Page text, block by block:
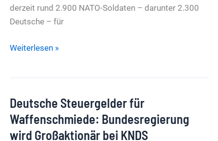
derzeit rund 2.900 NATO-Soldaten – darunter 2.300
Deutsche – für
Brigade
Aufhebung
der
Freiwilligkeit
Weiterlesen »
Deutsche Steuergelder für
Waffenschmiede: Bundesregierung
wird Großaktionär bei KNDS